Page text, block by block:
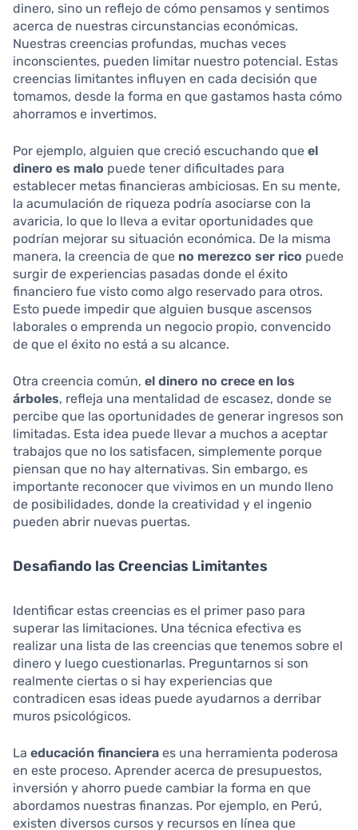
dinero, sino un reflejo de cómo pensamos y sentimos
acerca de nuestras circunstancias económicas.
Nuestras creencias profundas, muchas veces
inconscientes, pueden limitar nuestro potencial. Estas
creencias limitantes influyen en cada decisión que
tomamos, desde la forma en que gastamos hasta cómo
ahorramos e invertimos.
Por ejemplo, alguien que creció escuchando que el
dinero es malo puede tener dificultades para
establecer metas financieras ambiciosas. En su mente,
la acumulación de riqueza podría asociarse con la
avaricia, lo que lo lleva a evitar oportunidades que
podrían mejorar su situación económica. De la misma
manera, la creencia de que no merezco ser rico puede
surgir de experiencias pasadas donde el éxito
financiero fue visto como algo reservado para otros.
Esto puede impedir que alguien busque ascensos
laborales o emprenda un negocio propio, convencido
de que el éxito no está a su alcance.
Otra creencia común, el dinero no crece en los
árboles, refleja una mentalidad de escasez, donde se
percibe que las oportunidades de generar ingresos son
limitadas. Esta idea puede llevar a muchos a aceptar
trabajos que no los satisfacen, simplemente porque
piensan que no hay alternativas. Sin embargo, es
importante reconocer que vivimos en un mundo lleno
de posibilidades, donde la creatividad y el ingenio
pueden abrir nuevas puertas.
Desafiando las Creencias Limitantes
Identificar estas creencias es el primer paso para
superar las limitaciones. Una técnica efectiva es
realizar una lista de las creencias que tenemos sobre el
dinero y luego cuestionarlas. Preguntarnos si son
realmente ciertas o si hay experiencias que
contradicen esas ideas puede ayudarnos a derribar
muros psicológicos.
La educación financiera es una herramienta poderosa
en este proceso. Aprender acerca de presupuestos,
inversión y ahorro puede cambiar la forma en que
abordamos nuestras finanzas. Por ejemplo, en Perú,
existen diversos cursos y recursos en línea que